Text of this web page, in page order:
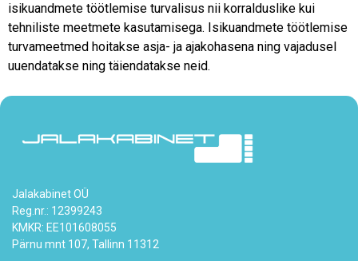
isikuandmete töötlemise turvalisus nii korralduslike kui
tehniliste meetmete kasutamisega. Isikuandmete töötlemise
turvameetmed hoitakse asja- ja ajakohasena ning vajadusel
uuendatakse ning täiendatakse neid.
Jalakabinet OÜ
Reg.nr.: 12399243
KMKR: EE101608055
Pärnu mnt 107, Tallinn 11312